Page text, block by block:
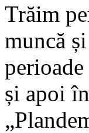
Trăim
muncă
și apoi